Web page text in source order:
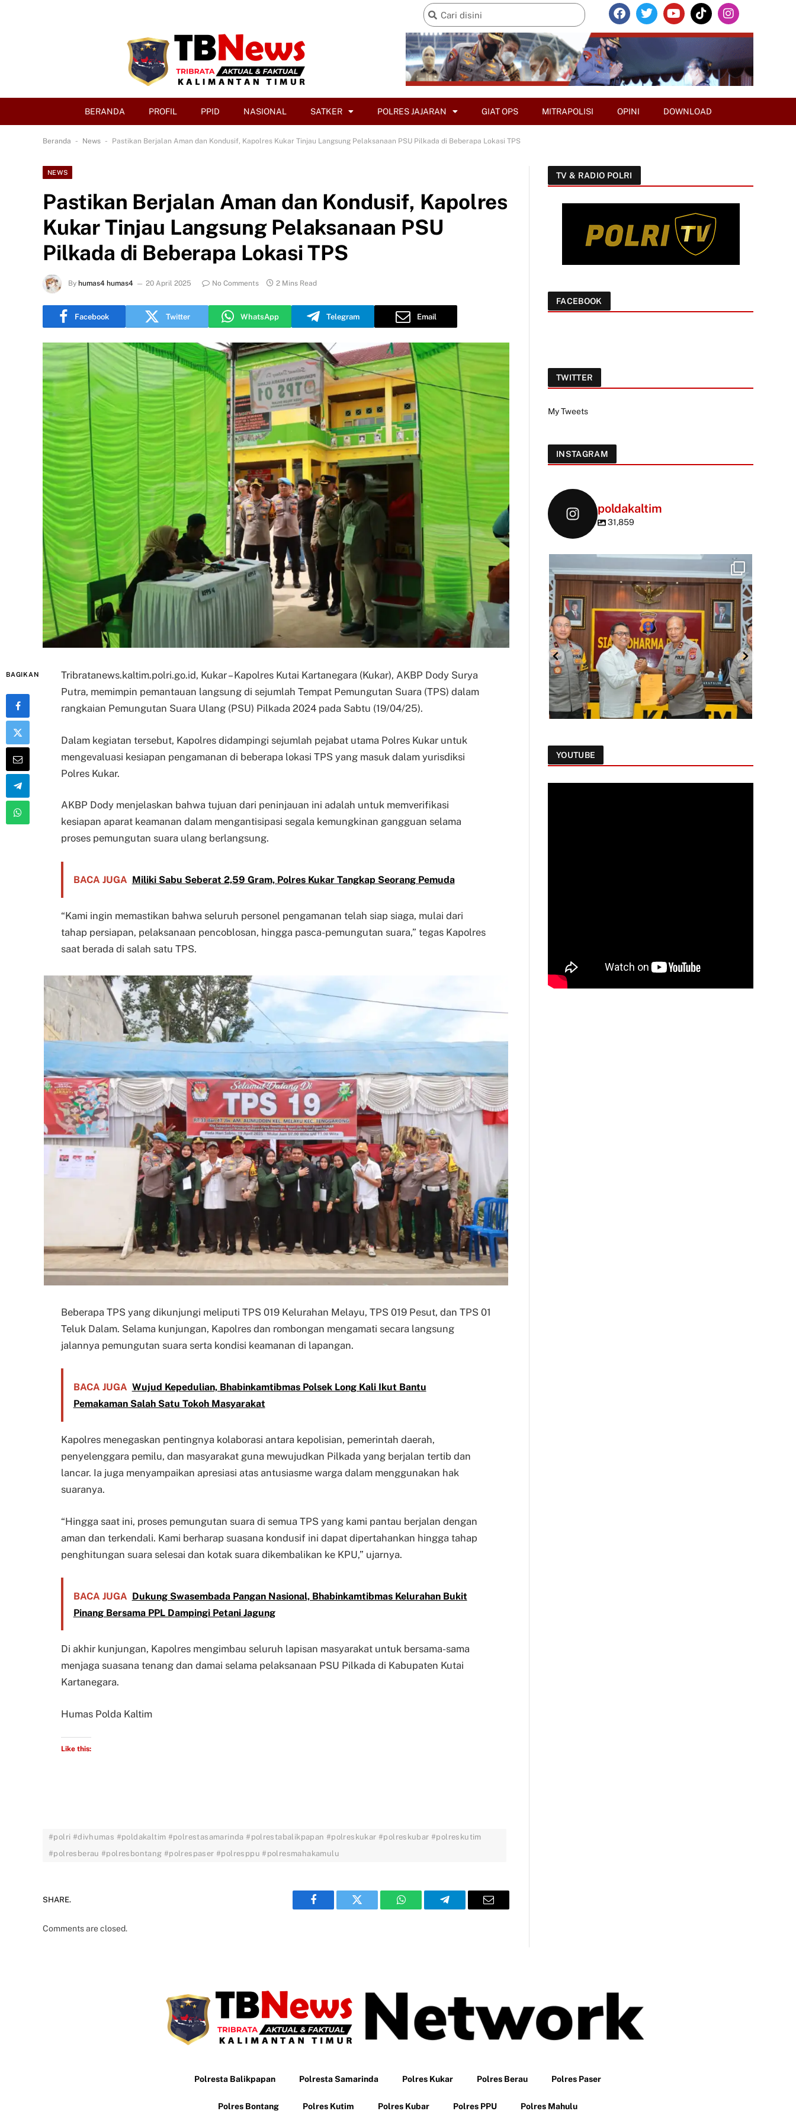
BERANDA PROFIL PPID NASIONAL SATKER POLRES JAJARAN GIAT OPS MITRAPOLISI OPINI DOWNLOAD
Beranda - News - Pastikan Berjalan Aman dan Kondusif, Kapolres Kukar Tinjau Langsung Pelaksanaan PSU Pilkada di Beberapa Lokasi TPS
NEWS
Pastikan Berjalan Aman dan Kondusif, Kapolres
Kukar Tinjau Langsung Pelaksanaan PSU
Pilkada di Beberapa Lokasi TPS
By humas4 humas4 20 April 2025 No Comments 2 Mins Read
Facebook Twitter WhatsApp Telegram Email
BAGIKAN
Tribratanews.kaltim.polri.go.id, Kukar – Kapolres Kutai Kartanegara (Kukar), AKBP Dody Surya
Putra, memimpin pemantauan langsung di sejumlah Tempat Pemungutan Suara (TPS) dalam
rangkaian Pemungutan Suara Ulang (PSU) Pilkada 2024 pada Sabtu (19/04/25).
Dalam kegiatan tersebut, Kapolres didampingi sejumlah pejabat utama Polres Kukar untuk
mengevaluasi kesiapan pengamanan di beberapa lokasi TPS yang masuk dalam yurisdiksi
Polres Kukar.
AKBP Dody menjelaskan bahwa tujuan dari peninjauan ini adalah untuk memverifikasi
kesiapan aparat keamanan dalam mengantisipasi segala kemungkinan gangguan selama
proses pemungutan suara ulang berlangsung.
BACA JUGA Miliki Sabu Seberat 2,59 Gram, Polres Kukar Tangkap Seorang Pemuda
“Kami ingin memastikan bahwa seluruh personel pengamanan telah siap siaga, mulai dari
tahap persiapan, pelaksanaan pencoblosan, hingga pasca-pemungutan suara,” tegas Kapolres
saat berada di salah satu TPS.
Beberapa TPS yang dikunjungi meliputi TPS 019 Kelurahan Melayu, TPS 019 Pesut, dan TPS 01
Teluk Dalam. Selama kunjungan, Kapolres dan rombongan mengamati secara langsung
jalannya pemungutan suara serta kondisi keamanan di lapangan.
BACA JUGA Wujud Kepedulian, Bhabinkamtibmas Polsek Long Kali Ikut Bantu
Pemakaman Salah Satu Tokoh Masyarakat
Kapolres menegaskan pentingnya kolaborasi antara kepolisian, pemerintah daerah,
penyelenggara pemilu, dan masyarakat guna mewujudkan Pilkada yang berjalan tertib dan
lancar. Ia juga menyampaikan apresiasi atas antusiasme warga dalam menggunakan hak
suaranya.
“Hingga saat ini, proses pemungutan suara di semua TPS yang kami pantau berjalan dengan
aman dan terkendali. Kami berharap suasana kondusif ini dapat dipertahankan hingga tahap
penghitungan suara selesai dan kotak suara dikembalikan ke KPU,” ujarnya.
BACA JUGA Dukung Swasembada Pangan Nasional, Bhabinkamtibmas Kelurahan Bukit
Pinang Bersama PPL Dampingi Petani Jagung
Di akhir kunjungan, Kapolres mengimbau seluruh lapisan masyarakat untuk bersama-sama
menjaga suasana tenang dan damai selama pelaksanaan PSU Pilkada di Kabupaten Kutai
Kartanegara.
Humas Polda Kaltim
Like this:
#polri #divhumas #poldakaltim #polrestasamarinda #polrestabalikpapan #polreskukar #polreskubar #polreskutim
#polresberau #polresbontang #polrespaser #polresppu #polresmahakamulu
SHARE.
Facebook Twitter WhatsAppTelegram Email
Comments are closed.
TV & RADIO POLRI
FACEBOOK
TWITTER
My Tweets
INSTAGRAM
poldakaltim
31,859
YOUTUBE
Polresta Balikpapan Polresta Samarinda Polres Kukar Polres Berau Polres Paser
Polres Bontang Polres Kutim Polres Kubar Polres PPU Polres Mahulu